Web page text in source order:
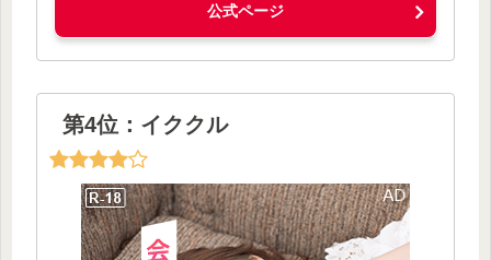
公式ページ
第4位：イククル